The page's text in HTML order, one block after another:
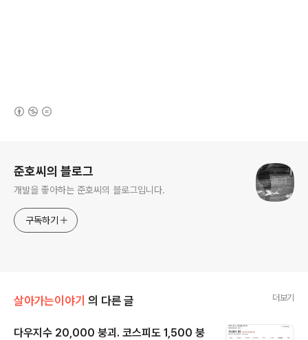
준호씨의 블로그
개발을 좋아하는 준호씨의 블로그입니다.
구독하기
살아가는이야기 의 다른 글 더보기
다우지수 20,000 붕괴. 코스피도 1,500 붕